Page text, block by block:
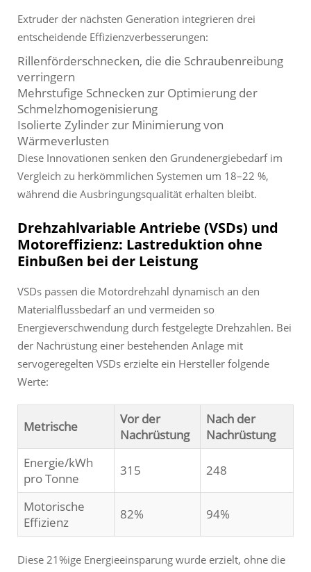
Extruder der nächsten Generation integrieren drei
entscheidende Effizienzverbesserungen:
Rillenförderschnecken, die die Schraubenreibung
verringern
Mehrstufige Schnecken zur Optimierung der
Schmelzhomogenisierung
Isolierte Zylinder zur Minimierung von
Wärmeverlusten
Diese Innovationen senken den Grundenergiebedarf im
Vergleich zu herkömmlichen Systemen um 18–22 %,
während die Ausbringungsqualität erhalten bleibt.
Drehzahlvariable Antriebe (VSDs) und
Motoreffizienz: Lastreduktion ohne
Einbußen bei der Leistung
VSDs passen die Motordrehzahl dynamisch an den
Materialflussbedarf an und vermeiden so
Energieverschwendung durch festgelegte Drehzahlen. Bei
der Nachrüstung einer bestehenden Anlage mit
servogeregelten VSDs erzielte ein Hersteller folgende
Werte:
Metrische
Vor der
Nachrüstung
Nach der
Nachrüstung
Energie/kWh
pro Tonne
315 248
Motorische
Effizienz
82% 94%
Diese 21%ige Energieeinsparung wurde erzielt, ohne die